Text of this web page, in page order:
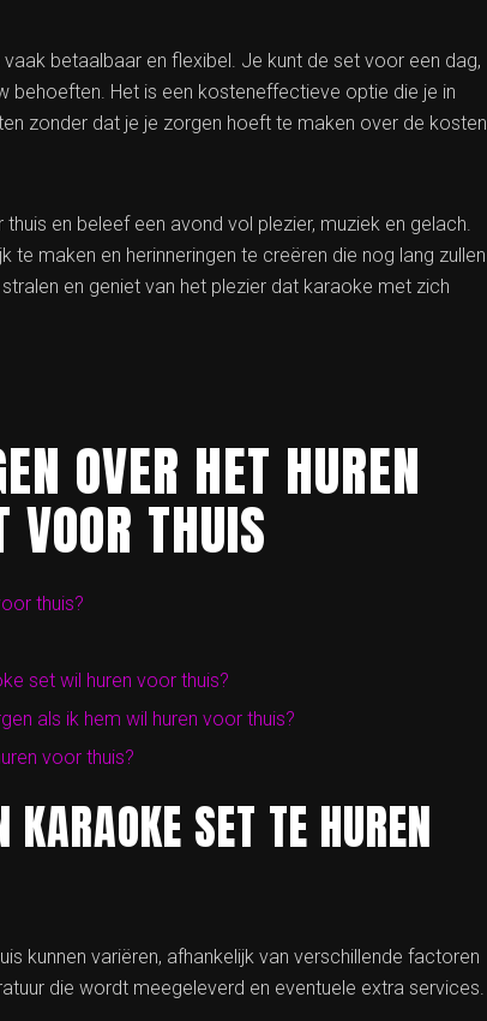
betaalbaar en flexibel. Je kunt de set voor een dag,
behoeften. Het is een kosteneffectieve optie die je in
zonder dat je je zorgen hoeft te maken over de kosten
en beleef een avond vol plezier, muziek en gelach.
maken en herinneringen te creëren die nog lang zullen
en geniet van het plezier dat karaoke met zich
OVER HET HUREN
THUIS
thuis?
set wil huren voor thuis?
als ik hem wil huren voor thuis?
voor thuis?
SET TE HUREN
kunnen variëren, afhankelijk van verschillende factoren
die wordt meegeleverd en eventuele extra services.